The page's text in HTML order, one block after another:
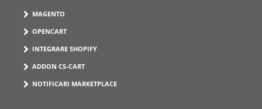
MAGENTO
OPENCART
INTEGRARE SHOPIFY
ADDON CS-CART
NOTIFICARI MARKETPLACE